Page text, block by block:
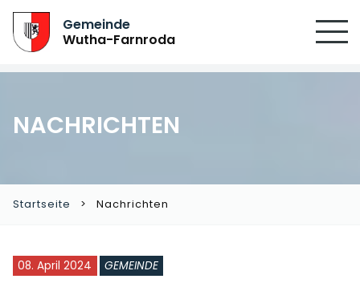
Gemeinde
Wutha-Farnroda
NACHRICHTEN
Startseite Nachrichten
08. April 2024 GEMEINDE